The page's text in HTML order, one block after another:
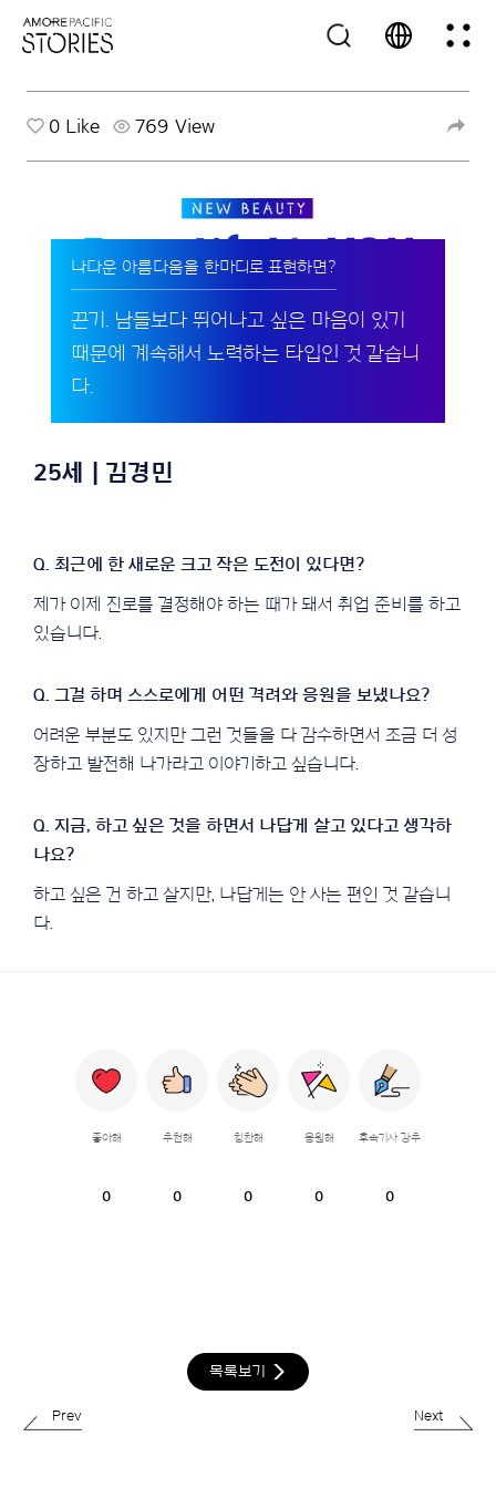
0 Like 769 View
나다운 아름다움을 한마디로 표현하면?
끈기. 남들보다 뛰어나고 싶은 마음이 있기
때문에 계속해서 노력하는 타입인 것 같습니
다.
25세 | 김경민
제가 이제 진로를 결정해야 하는 때가 돼서 취업 준비를 하고
있습니다.
어려운 부분도 있지만 그런 것들을 다 감수하면서 조금 더 성
장하고 발전해 나가라고 이야기하고 싶습니다.
하고 싶은 건 하고 살지만, 나답게는 안 사는 편인 것 같습니
다.
좋아해
0
추천해
0
칭찬해
0
응원해
0
후속기사 강추
0
목록보기
Prev Next